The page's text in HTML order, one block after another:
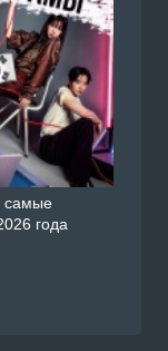
самые
года